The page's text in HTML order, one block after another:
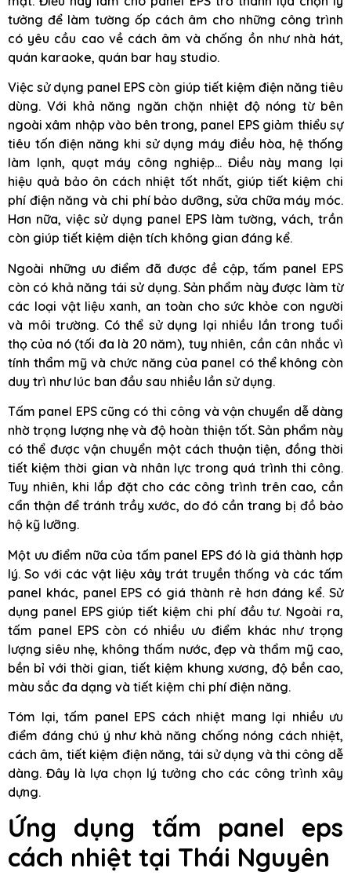
tưởng để làm tường ốp cách âm cho những công trình
có yêu cầu cao về cách âm và chống ồn như nhà hát,
quán karaoke, quán bar hay studio.
Việc sử dụng panel EPS còn giúp tiết kiệm điện năng tiêu
dùng. Với khả năng ngăn chặn nhiệt độ nóng từ bên
ngoài xâm nhập vào bên trong, panel EPS giảm thiểu sự
tiêu tốn điện năng khi sử dụng máy điều hòa, hệ thống
làm lạnh, quạt máy công nghiệp… Điều này mang lại
hiệu quả bảo ôn cách nhiệt tốt nhất, giúp tiết kiệm chi
phí điện năng và chi phí bảo dưỡng, sửa chữa máy móc.
Hơn nữa, việc sử dụng panel EPS làm tường, vách, trần
còn giúp tiết kiệm diện tích không gian đáng kể.
Ngoài những ưu điểm đã được đề cập, tấm panel EPS
còn có khả năng tái sử dụng. Sản phẩm này được làm từ
các loại vật liệu xanh, an toàn cho sức khỏe con người
và môi trường. Có thể sử dụng lại nhiều lần trong tuổi
thọ của nó (tối đa là 20 năm), tuy nhiên, cần cân nhắc vì
tính thẩm mỹ và chức năng của panel có thể không còn
duy trì như lúc ban đầu sau nhiều lần sử dụng.
Tấm panel EPS cũng có thi công và vận chuyển dễ dàng
nhờ trọng lượng nhẹ và độ hoàn thiện tốt. Sản phẩm này
có thể được vận chuyển một cách thuận tiện, đồng thời
tiết kiệm thời gian và nhân lực trong quá trình thi công.
Tuy nhiên, khi lắp đặt cho các công trình trên cao, cần
cẩn thận để tránh trầy xước, do đó cần trang bị đồ bảo
hộ kỹ lưỡng.
Một ưu điểm nữa của tấm panel EPS đó là giá thành hợp
lý. So với các vật liệu xây trát truyền thống và các tấm
panel khác, panel EPS có giá thành rẻ hơn đáng kể. Sử
dụng panel EPS giúp tiết kiệm chi phí đầu tư. Ngoài ra,
tấm panel EPS còn có nhiều ưu điểm khác như trọng
lượng siêu nhẹ, không thấm nước, đẹp và thẩm mỹ cao,
bền bỉ với thời gian, tiết kiệm khung xương, độ bền cao,
màu sắc đa dạng và tiết kiệm chi phí điện năng.
Tóm lại, tấm panel EPS cách nhiệt mang lại nhiều ưu
điểm đáng chú ý như khả năng chống nóng cách nhiệt,
cách âm, tiết kiệm điện năng, tái sử dụng và thi công dễ
dàng. Đây là lựa chọn lý tưởng cho các công trình xây
dựng.
Ứng dụng tấm panel eps
cách nhiệt tại Thái Nguyên